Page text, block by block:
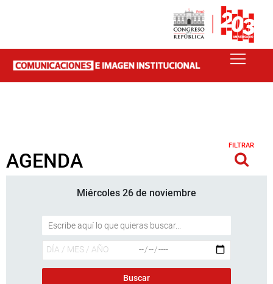
AGENDA
FILTRAR
Miércoles 26 de noviembre